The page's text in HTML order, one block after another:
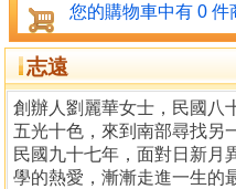
您的購物車中有 0 件
志遠
創辦人劉麗華女士，民國八
五光十色，來到南部尋找另
民國九十七年，面對日新月
學的熱愛，漸漸走進一生的